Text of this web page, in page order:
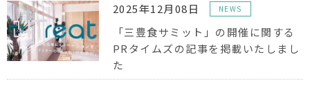
2025年12月08日 NEWS
「三豊食サミット」の開催に関する
PRタイムズの記事を掲載いたしまし
た